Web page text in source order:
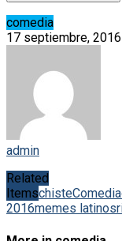
comedia
17 septiembre, 2016
admin
Related
ItemschisteComedia
2016memes latinos